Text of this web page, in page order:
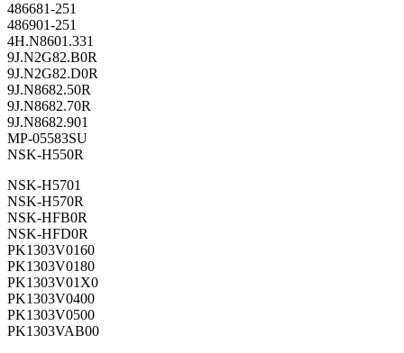
486681-251
486901-251
4H.N8601.331
9J.N2G82.B0R
9J.N2G82.D0R
9J.N8682.50R
9J.N8682.70R
9J.N8682.901
MP-05583SU
NSK-H550R
NSK-H5701
NSK-H570R
NSK-HFB0R
NSK-HFD0R
PK1303V0160
PK1303V0180
PK1303V01X0
PK1303V0400
PK1303V0500
PK1303VAB00